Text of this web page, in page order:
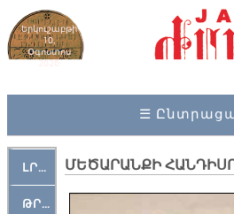
Երկուշաբթի
10,
Օգոստոս
2026
☰
ԼՐԱՀՈՍ
ԹՐՔԱՀԱՅ ԿԵԱՆՔ
ՄԵԾԱՐԱՆՔԻ